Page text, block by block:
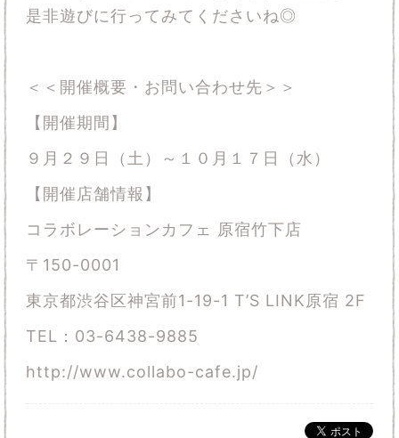
是非遊びに行ってみてくださいね◎
＜＜開催概要・お問い合わせ先＞＞
【開催期間】
９月２９日（土）～１０月１７日（水）
【開催店舗情報】
コラボレーションカフェ 原宿竹下店
〒150-0001
東京都渋谷区神宮前1-19-1 T’S LINK原宿 2F
TEL：03-6438-9885
http://www.collabo-cafe.jp/